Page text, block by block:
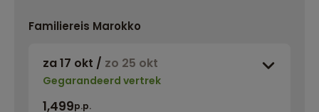
Familiereis Marokko
za 17 okt / zo 25 okt
Gegarandeerd vertrek
1,499p.p.